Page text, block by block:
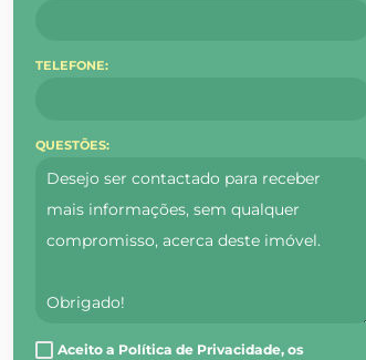
TELEFONE:
QUESTÕES:
Aceito a Política de Privacidade, os